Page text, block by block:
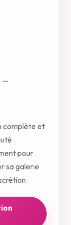
—
complète et
pour
sa galerie